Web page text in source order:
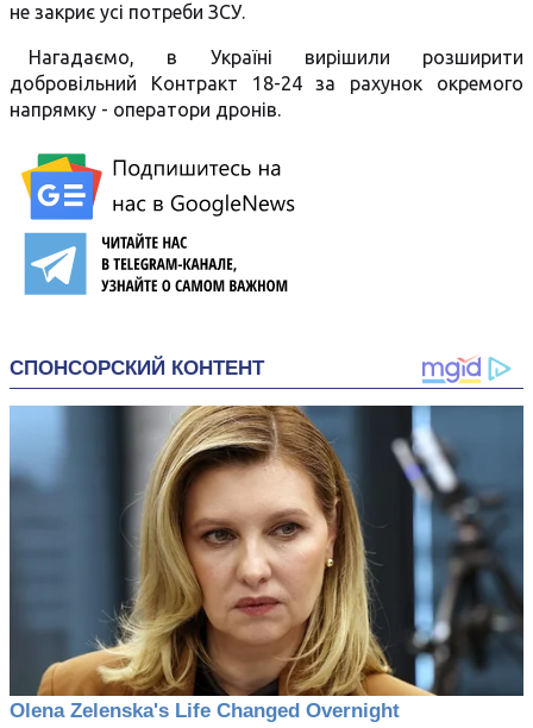
не закриє усі потреби ЗСУ.
Нагадаємо, в Україні вирішили розширити
добровільний Контракт 18-24 за рахунок окремого
напрямку - оператори дронів.